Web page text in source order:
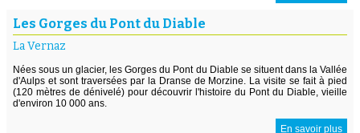
Les Gorges du Pont du Diable
La Vernaz
Nées sous un glacier, les Gorges du Pont du Diable se situent dans la Vallée
d'Aulps et sont traversées par la Dranse de Morzine. La visite se fait à pied
(120 mètres de dénivelé) pour découvrir l'histoire du Pont du Diable, vieille
d'environ 10 000 ans.
En savoir plus